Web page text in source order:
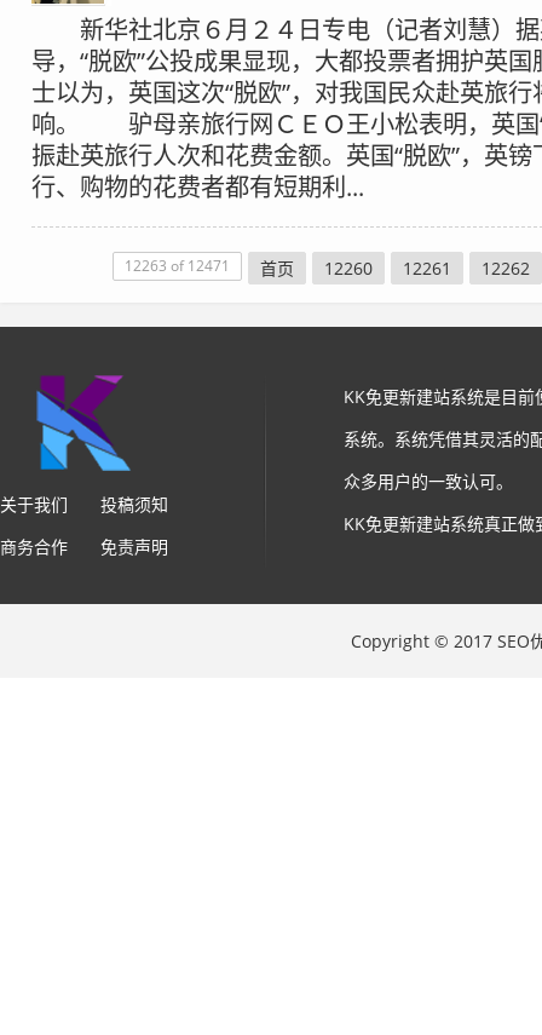
新华社北京６月２４日专电（记者刘慧）据
导，“脱欧”公投成果显现，大都投票者拥护英
士以为，英国这次“脱欧”，对我国民众赴英旅
响。 驴母亲旅行网ＣＥＯ王小松表明，英国
振赴英旅行人次和花费金额。英国“脱欧”，英
行、购物的花费者都有短期利...
12263 of 12471 首页 12260 12261 12262
关于我们
投稿须知
商务合作
免责声明
KK免更新建站系统是目
系统。系统凭借其灵活的
众多用户的一致认可。
KK免更新建站系统真正
Copyright © 2017 SEO